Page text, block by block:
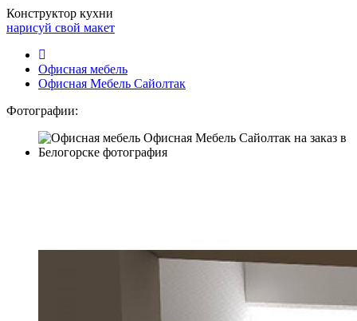
Конструктор кухни
нарисуй свой макет
Офисная мебель
Офисная Мебель Сайолтак
Фотографии: